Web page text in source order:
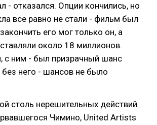
- отказался. Опции кончились, но
все равно не стали - фильм был
его мог только он, а
около 18 миллионов.
с ним - был призрачный шанс
него - шансов не было
столь нерешительных действий
Чимино, United Artists